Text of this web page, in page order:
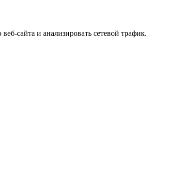
сайта и анализировать сетевой трафик.